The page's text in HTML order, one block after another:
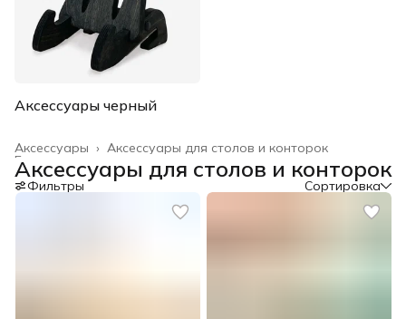
Аксессуары черный
Аксессуары для столов и конторок
Аксессуары ›
Главная
Аксессуары для столов и конторок
Фильтры Сортировка